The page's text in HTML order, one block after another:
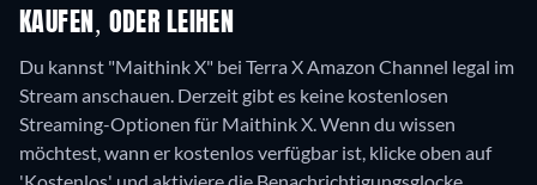
KAUFEN, ODER LEIHEN
Du kannst "Maithink X" bei Terra X Amazon Channel legal im
Stream anschauen. Derzeit gibt es keine kostenlosen
Streaming-Optionen für Maithink X. Wenn du wissen
möchtest, wann er kostenlos verfügbar ist, klicke oben auf
'Kostenlos' und aktiviere die Benachrichtigungsglocke.